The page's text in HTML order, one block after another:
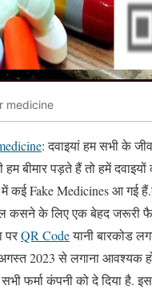
medicine
: दवाइयां हम सभी के
हम बीमार पड़ते हैं तो हमें
कई Fake Medicines आ गई
कसने के लिए एक बेहद जरूरी
परQR Codeयानी बारकोड
2023 से लगाना आवश्यक
सभी फर्मा कंपनी को दे दिया है.